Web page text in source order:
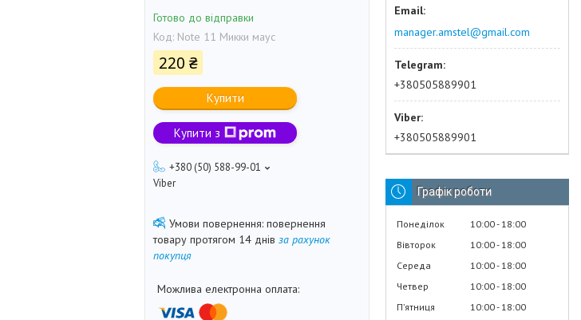
Готово до відправки
Код: Note 11 Микки маус
220 ₴
Купити
Купити з
+380 (50) 588-99-01
Viber
повернення
товару протягом 14 днів за рахунок
покупця
manager.amstel@gmail.com
+380505889901
+380505889901
Графік роботи
Понеділок 10:00 18:00
Вівторок
10:00 18:00
Середа
10:00 18:00
Четвер
10:00 18:00
Пʼятниця
10:00 18:00